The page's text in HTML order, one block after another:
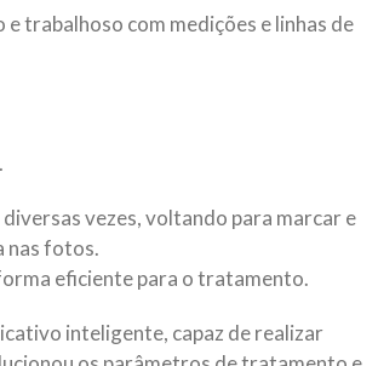
trabalhoso com medições e linhas de
vezes, voltando para marcar e
nas fotos.
eficiente para o tratamento.
inteligente, capaz de realizar